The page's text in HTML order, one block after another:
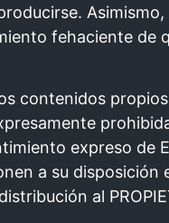
Asimismo,
fehaciente de
contenidos
expreso de
a su
al